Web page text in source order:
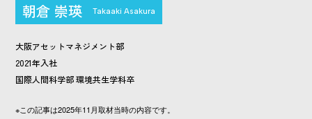
朝倉 崇瑛 Takaaki Asakura
大阪アセットマネジメント部
2021年入社
国際人間科学部 環境共生学科卒
※この記事は2025年11月取材当時の内容です。